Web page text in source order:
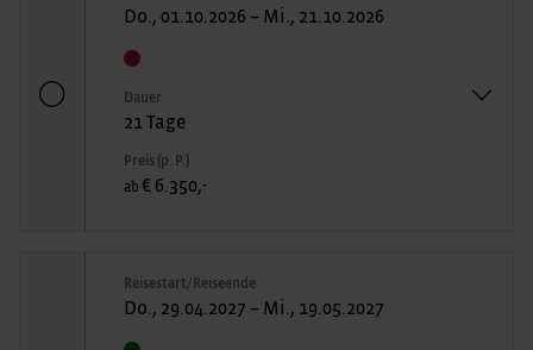
Do., 01.10.2026 – Mi., 21.10.2026
Dauer
21 Tage
Preis (p. P.)
ab € 6.350,-
Reisestart/Reiseende
Do., 29.04.2027 – Mi., 19.05.2027